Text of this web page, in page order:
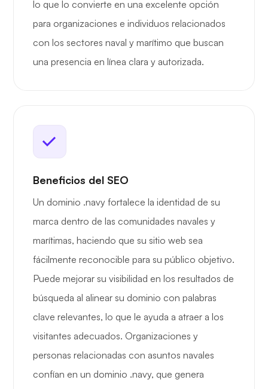
lo que lo convierte en una excelente opción
para organizaciones e individuos relacionados
con los sectores naval y marítimo que buscan
una presencia en línea clara y autorizada.
Beneficios del SEO
Un dominio .navy fortalece la identidad de su
marca dentro de las comunidades navales y
marítimas, haciendo que su sitio web sea
fácilmente reconocible para su público objetivo.
Puede mejorar su visibilidad en los resultados de
búsqueda al alinear su dominio con palabras
clave relevantes, lo que le ayuda a atraer a los
visitantes adecuados. Organizaciones y
personas relacionadas con asuntos navales
confían en un dominio .navy, que genera